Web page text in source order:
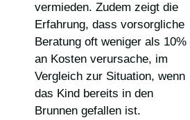
vermieden. Zudem zeigt die
Erfahrung, dass vorsorgliche
Beratung oft weniger als 10%
an Kosten verursache, im
Vergleich zur Situation, wenn
das Kind bereits in den
Brunnen gefallen ist.